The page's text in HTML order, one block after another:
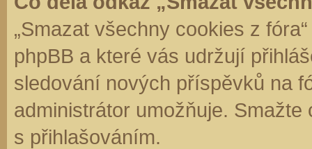
„Smazat všechny cookies z
phpBB a které vás udržují
sledování nových příspěvků na
administrátor umožňuje.
s přihlašováním.